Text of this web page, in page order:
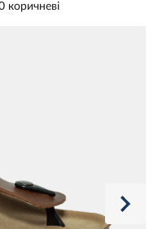
коричневі